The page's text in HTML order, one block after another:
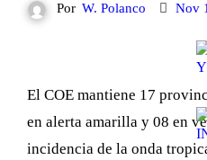
Por W. Polanco Nov
El COE mantiene 17 provincias y al Distrito Nacional
en alerta amarilla y 08 en
incidencia de la onda